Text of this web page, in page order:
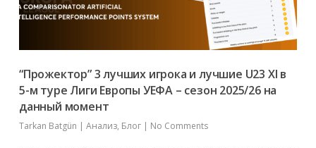
“Прожектор” 3 лучших игрока и лучшие U23 XI в
5-м туре Лиги Европы УЕФА – сезон 2025/26 на
данный момент
Tarkan Batgün | Анализ, Блог | No Comments